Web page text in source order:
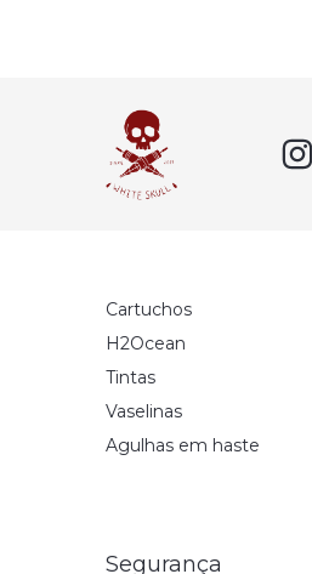
Cartuchos
H2Ocean
Tintas
Vaselinas
Agulhas em haste
Segurança